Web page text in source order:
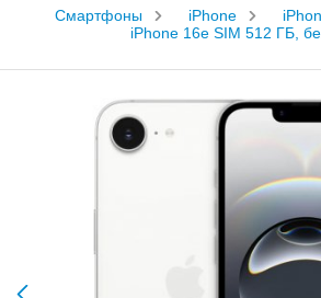
Смартфоны iPhone
iPhone 16e SIM 512 ГБ,